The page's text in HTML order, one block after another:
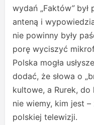
wydań „Faktów”był
anteną i
nie powinny były
porę wyciszyć
Polska mogła
dodać, że słowa o
kultowe, a Rurek,
nie wiemy, kim jest
polskiej telewizji.